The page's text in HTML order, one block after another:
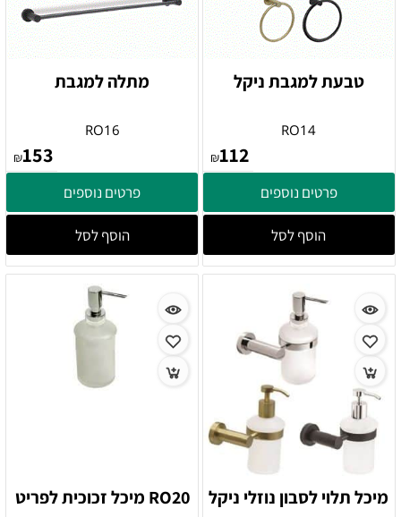
טבעת למגבת ניקל
RO14
₪112
פרטים נוספים
הוסף לסל
מתלה למגבת
RO16
₪153
פרטים נוספים
הוסף לסל
מיכל תלוי לסבון נוזלי ניקל RO20 מיכל זכוכית לפריט